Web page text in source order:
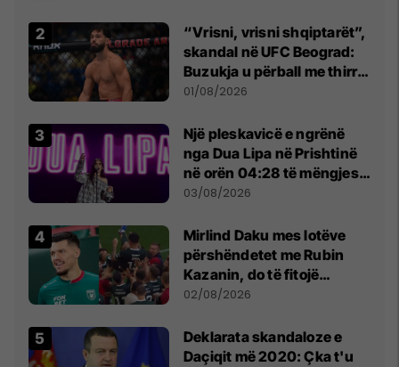
“Vrisni, vrisni shqiptarët”,
skandal në UFC Beograd:
Buzukja u përball me thirrje
anti-shqiptare nga
01/08/2026
Një pleskavicë e ngrënë
nga Dua Lipa në Prishtinë
në orën 04:28 të mëngjesit
- dhe bota digjitale serbe
03/08/2026
Mirlind Daku mes lotëve
përshëndetet me Rubin
Kazanin, do të fitojë
miliona te Spartak Moska
02/08/2026
​Deklarata skandaloze e
Daçiqit më 2020: Çka t'u